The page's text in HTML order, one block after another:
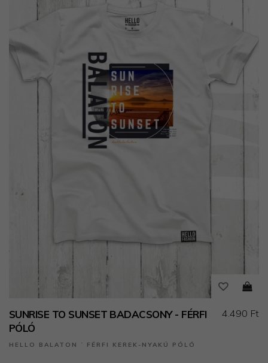
SUNRISE TO SUNSET BADACSONY - FÉRFI
PÓLÓ
HELLO BALATON ˙ FÉRFI KEREK-NYAKÚ PÓLÓ
4.490 Ft